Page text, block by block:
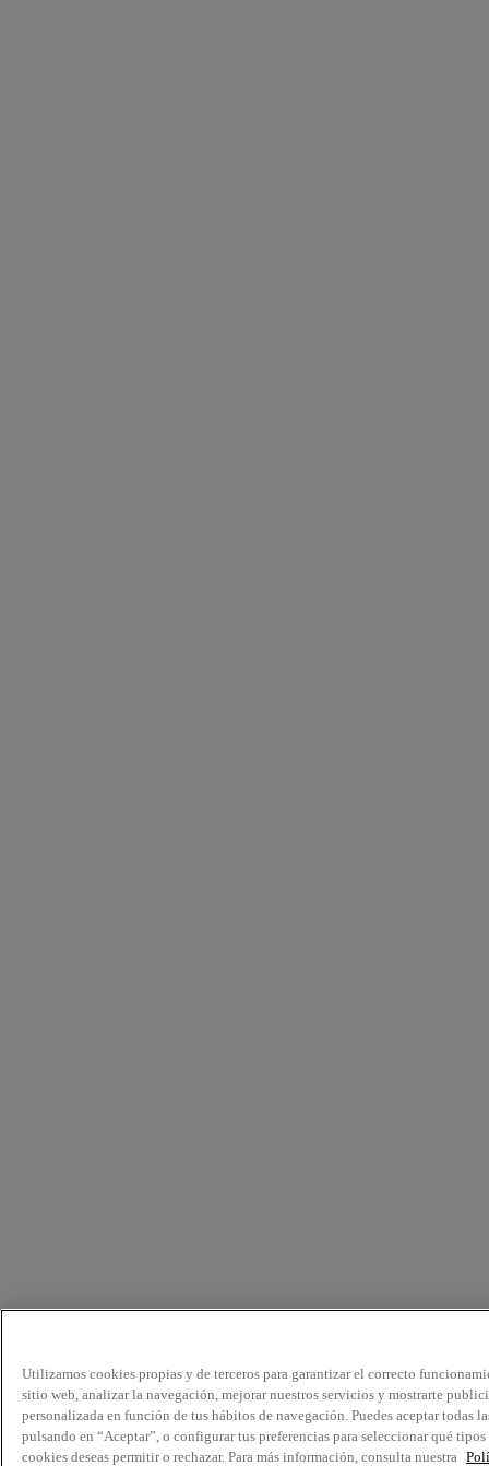
Utilizamos cookies propias y de terceros para garantizar el correcto
sitio web, analizar la navegación, mejorar nuestros servicios y mostrarte
personalizada en función de tus hábitos de navegación. Puedes aceptar todas
pulsando en “Aceptar”, o configurar tus preferencias para seleccionar qué tipos
cookies deseas permitir o rechazar. Para más información, consulta nuestra